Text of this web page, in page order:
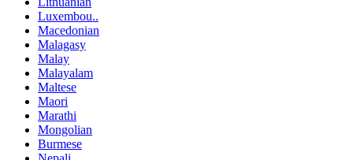
Luxembou..
Macedonian
Malagasy
Malay
Malayalam
Maltese
Maori
Marathi
Mongolian
Burmese